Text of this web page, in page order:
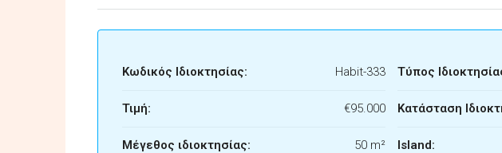
Κωδικός Ιδιοκτησίας: Habit-333
Τιμή: €95.000
Μέγεθος ιδιοκτησίας: 50 m²
Τύπος
Κατάσταση
Island: